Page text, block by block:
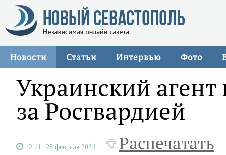
Новости Статьи Интервью Фото
Украинский
за Росгвардией
12:11 28 февраля 2024 Распечатать